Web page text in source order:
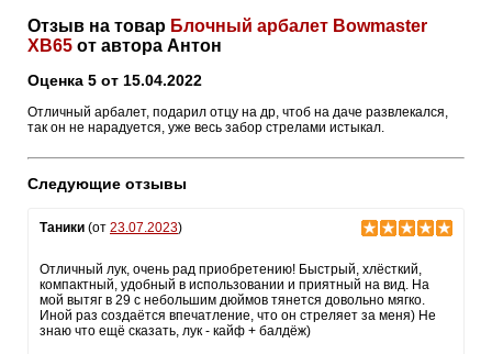
Отзыв на товар Блочный арбалет Bowmaster
XB65 от автора Антон
Оценка 5 от 15.04.2022
Отличный арбалет, подарил отцу на др, чтоб на даче развлекался,
так он не нарадуется, уже весь забор стрелами истыкал.
Следующие отзывы
Таники (от 23.07.2023)
Отличный лук, очень рад приобретению! Быстрый, хлёсткий,
компактный, удобный в использовании и приятный на вид. На
мой вытяг в 29 с небольшим дюймов тянется довольно мягко.
Иной раз создаётся впечатление, что он стреляет за меня) Не
знаю что ещё сказать, лук - кайф + балдёж)